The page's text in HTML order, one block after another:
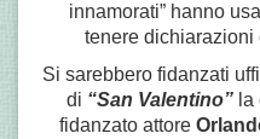
innamorati” hanno
tenere dichiarazioni
Si sarebbero fidanzati
di “San Valentino”
fidanzato attore